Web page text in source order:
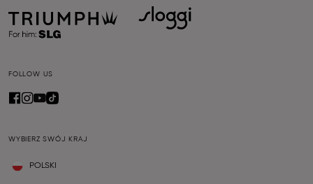
FOLLOW US
WYBIERZ SWÓJ KRAJ
POLSKI